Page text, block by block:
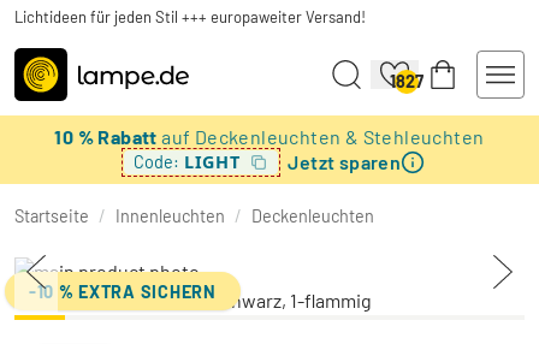
Lichtideen für jeden Stil +++ europaweiter Versand!
1827
10 % Rabattauf Deckenleuchten & Stehleuchten
Code: LIGHT Jetzt sparen
Startseite / Innenleuchten / Deckenleuchten
-10 % EXTRA SICHERN